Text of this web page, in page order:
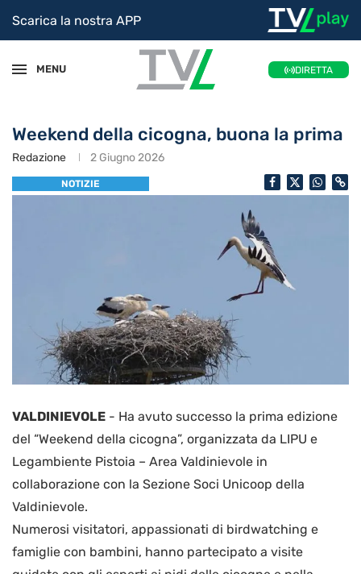
Scarica la nostra APP
MENU DIRETTA
Weekend della cicogna, buona la prima
Redazione 2 Giugno 2026
NOTIZIE
VALDINIEVOLE - Ha avuto successo la prima edizione
del “Weekend della cicogna”, organizzata da LIPU e
Legambiente Pistoia – Area Valdinievole in
collaborazione con la Sezione Soci Unicoop della
Valdinievole.
Numerosi visitatori, appassionati di birdwatching e
famiglie con bambini, hanno partecipato a visite